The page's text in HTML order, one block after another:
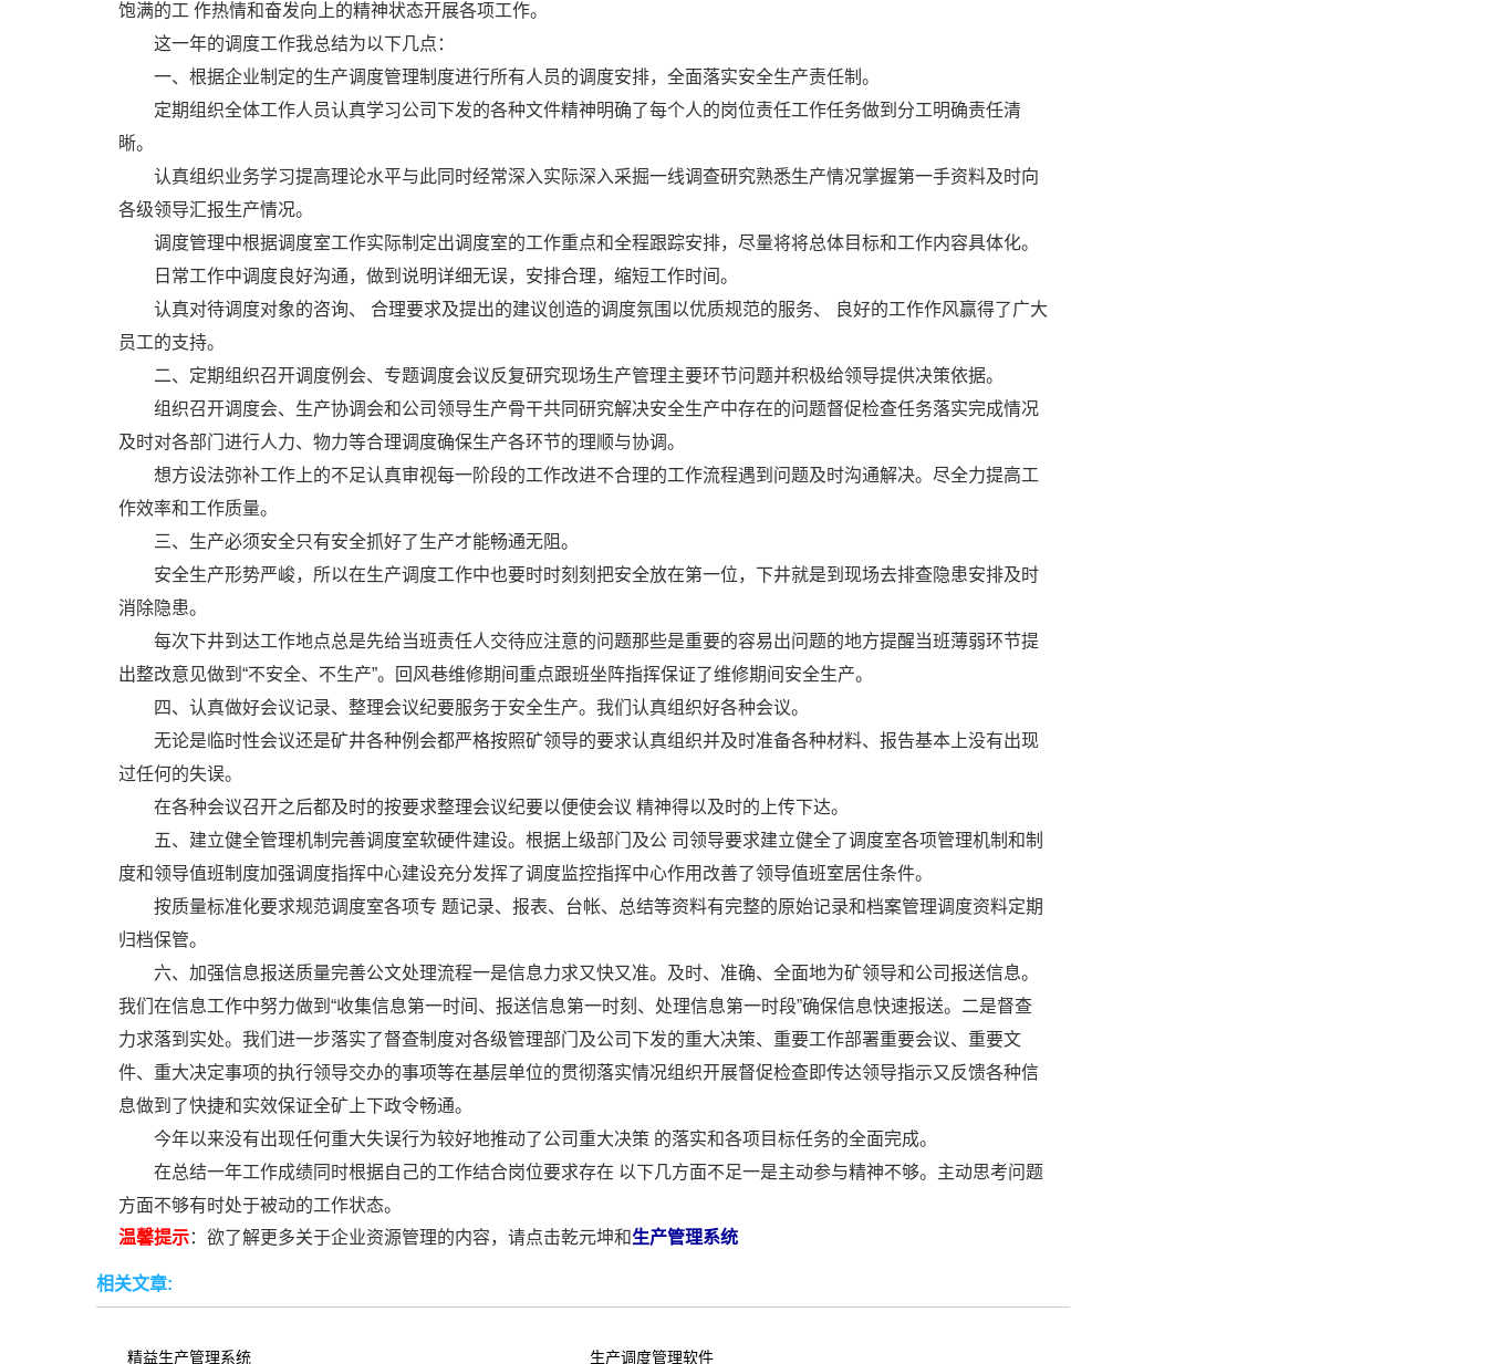
饱满的工 作热情和奋发向上的精神状态开展各项工作。
这一年的调度工作我总结为以下几点：
一、根据企业制定的生产调度管理制度进行所有人员的调度安排，全面落实安全生产责任制。
定期组织全体工作人员认真学习公司下发的各种文件精神明确了每个人的岗位责任工作任务做到分工明确责任清
晰。
认真组织业务学习提高理论水平与此同时经常深入实际深入采掘一线调查研究熟悉生产情况掌握第一手资料及时向
各级领导汇报生产情况。
调度管理中根据调度室工作实际制定出调度室的工作重点和全程跟踪安排，尽量将将总体目标和工作内容具体化。
日常工作中调度良好沟通，做到说明详细无误，安排合理，缩短工作时间。
认真对待调度对象的咨询、 合理要求及提出的建议创造的调度氛围以优质规范的服务、 良好的工作作风赢得了广大
员工的支持。
二、定期组织召开调度例会、专题调度会议反复研究现场生产管理主要环节问题并积极给领导提供决策依据。
组织召开调度会、生产协调会和公司领导生产骨干共同研究解决安全生产中存在的问题督促检查任务落实完成情况
及时对各部门进行人力、物力等合理调度确保生产各环节的理顺与协调。
想方设法弥补工作上的不足认真审视每一阶段的工作改进不合理的工作流程遇到问题及时沟通解决。尽全力提高工
作效率和工作质量。
三、生产必须安全只有安全抓好了生产才能畅通无阻。
安全生产形势严峻，所以在生产调度工作中也要时时刻刻把安全放在第一位，下井就是到现场去排查隐患安排及时
消除隐患。
每次下井到达工作地点总是先给当班责任人交待应注意的问题那些是重要的容易出问题的地方提醒当班薄弱环节提
出整改意见做到“不安全、不生产”。回风巷维修期间重点跟班坐阵指挥保证了维修期间安全生产。
四、认真做好会议记录、整理会议纪要服务于安全生产。我们认真组织好各种会议。
无论是临时性会议还是矿井各种例会都严格按照矿领导的要求认真组织并及时准备各种材料、报告基本上没有出现
过任何的失误。
在各种会议召开之后都及时的按要求整理会议纪要以便使会议 精神得以及时的上传下达。
五、建立健全管理机制完善调度室软硬件建设。根据上级部门及公 司领导要求建立健全了调度室各项管理机制和制
度和领导值班制度加强调度指挥中心建设充分发挥了调度监控指挥中心作用改善了领导值班室居住条件。
按质量标准化要求规范调度室各项专 题记录、报表、台帐、总结等资料有完整的原始记录和档案管理调度资料定期
归档保管。
六、加强信息报送质量完善公文处理流程一是信息力求又快又准。及时、准确、全面地为矿领导和公司报送信息。
我们在信息工作中努力做到“收集信息第一时间、报送信息第一时刻、处理信息第一时段”确保信息快速报送。二是督查
力求落到实处。我们进一步落实了督查制度对各级管理部门及公司下发的重大决策、重要工作部署重要会议、重要文
件、重大决定事项的执行领导交办的事项等在基层单位的贯彻落实情况组织开展督促检查即传达领导指示又反馈各种信
息做到了快捷和实效保证全矿上下政令畅通。
今年以来没有出现任何重大失误行为较好地推动了公司重大决策 的落实和各项目标任务的全面完成。
在总结一年工作成绩同时根据自己的工作结合岗位要求存在 以下几方面不足一是主动参与精神不够。主动思考问题
方面不够有时处于被动的工作状态。
温馨提示：欲了解更多关于企业资源管理的内容，请点击乾元坤和生产管理系统
相关文章:
精益生产管理系统 生产调度管理软件